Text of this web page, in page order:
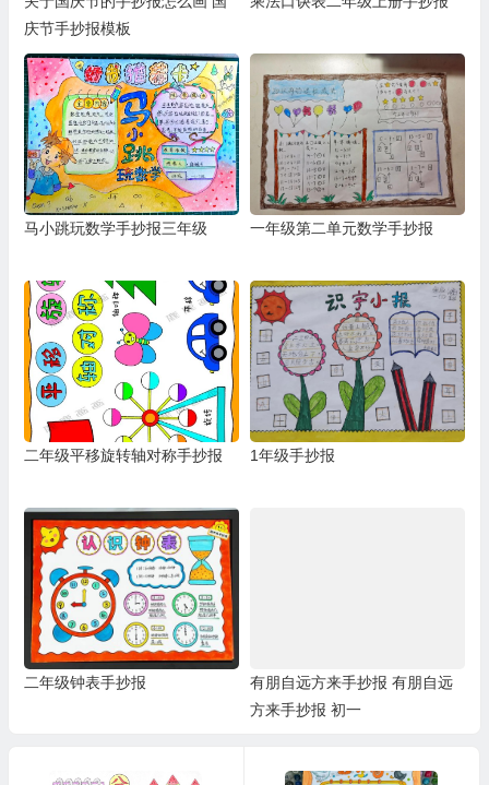
庆节手抄报模板
马小跳玩数学手抄报三年级 一年级第二单元数学手抄报
二年级平移旋转轴对称手抄报 1年级手抄报
二年级钟表手抄报
有朋自远方来手抄报 有朋自远
方来手抄报 初一